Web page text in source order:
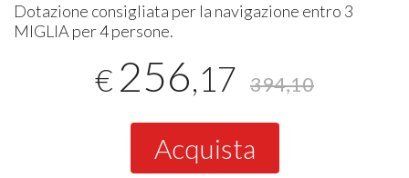
Dotazione consigliata per la navigazione entro 3
MIGLIAper 4 persone.
€ 256,17 394,10
Acquista